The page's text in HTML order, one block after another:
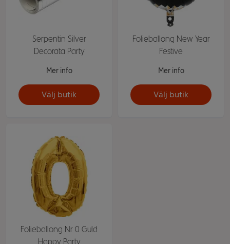
Serpentin Silver
Decorata Party
Mer info
Välj butik
Folieballong New Year
Festive
Mer info
Välj butik
Folieballong Nr 0 Guld
Happy Party